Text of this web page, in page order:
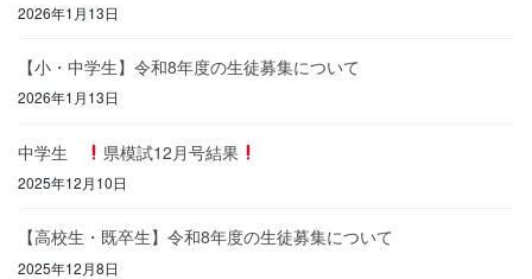
2026年1月13日
【小・中学生】令和8年度の生徒募集について
2026年1月13日
中学生 県模試12月号結果
2025年12月10日
【高校生・既卒生】令和8年度の生徒募集について
2025年12月8日